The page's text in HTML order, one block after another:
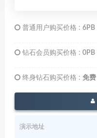
普通用户购买价格 : 6PB
钻石会员购买价格 : 0PB
终身钻石购买价格 : 免费
演示地址